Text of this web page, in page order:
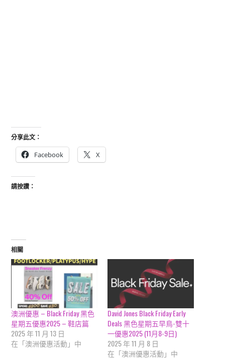
分享此文：
Facebook X
請按讚：
相關
澳洲優惠 – Black Friday 黑色
星期五優惠2025 – 鞋店篇
2025 年 11 月 13 日
在「澳洲優惠活動」中
David Jones Black Friday Early
Deals 黑色星期五早鳥-雙十
一優惠2025 (11月8-9日)
2025 年 11 月 8 日
在「澳洲優惠活動」中